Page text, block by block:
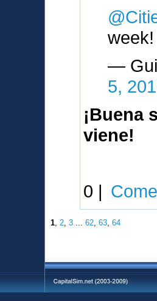
week!
—
5,
¡Buena
viene!
0 |
1 2 ,3 ...62 ,63 ,64